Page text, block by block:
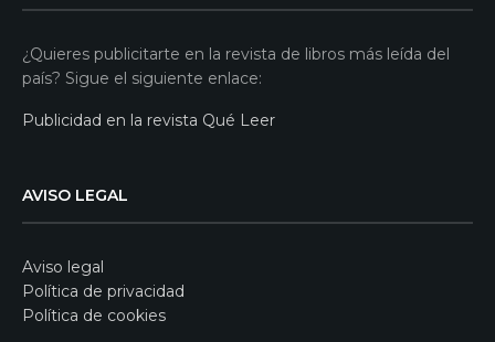
¿Quieres publicitarte en la revista de libros más leída del
país? Sigue el siguiente enlace:
Publicidad en la revista Qué Leer
AVISO LEGAL
Aviso legal
Política de privacidad
Política de cookies